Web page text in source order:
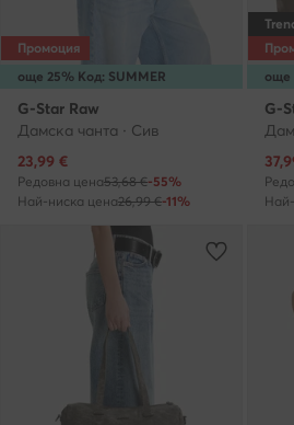
още 25% Код: SUMMER
Промоция
G-Star Raw
Дамска чанта · Сив
Актуална цена
23,99 €
Редовна цена53,68 €-55%
Най-ниска цена26,99 €-11%
още
G-